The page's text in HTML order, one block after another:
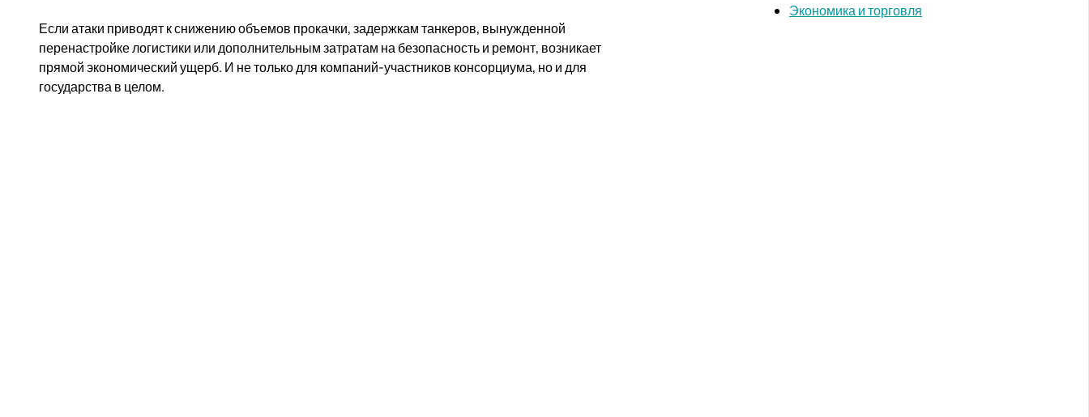
Если атаки приводят к снижению объемов прокачки, задержкам танкеров, вынужденной
перенастройке логистики или дополнительным затратам на безопасность и ремонт, возникает
прямой экономический ущерб. И не только для компаний-участников консорциума, но и для
государства в целом.
Экономика и торговля